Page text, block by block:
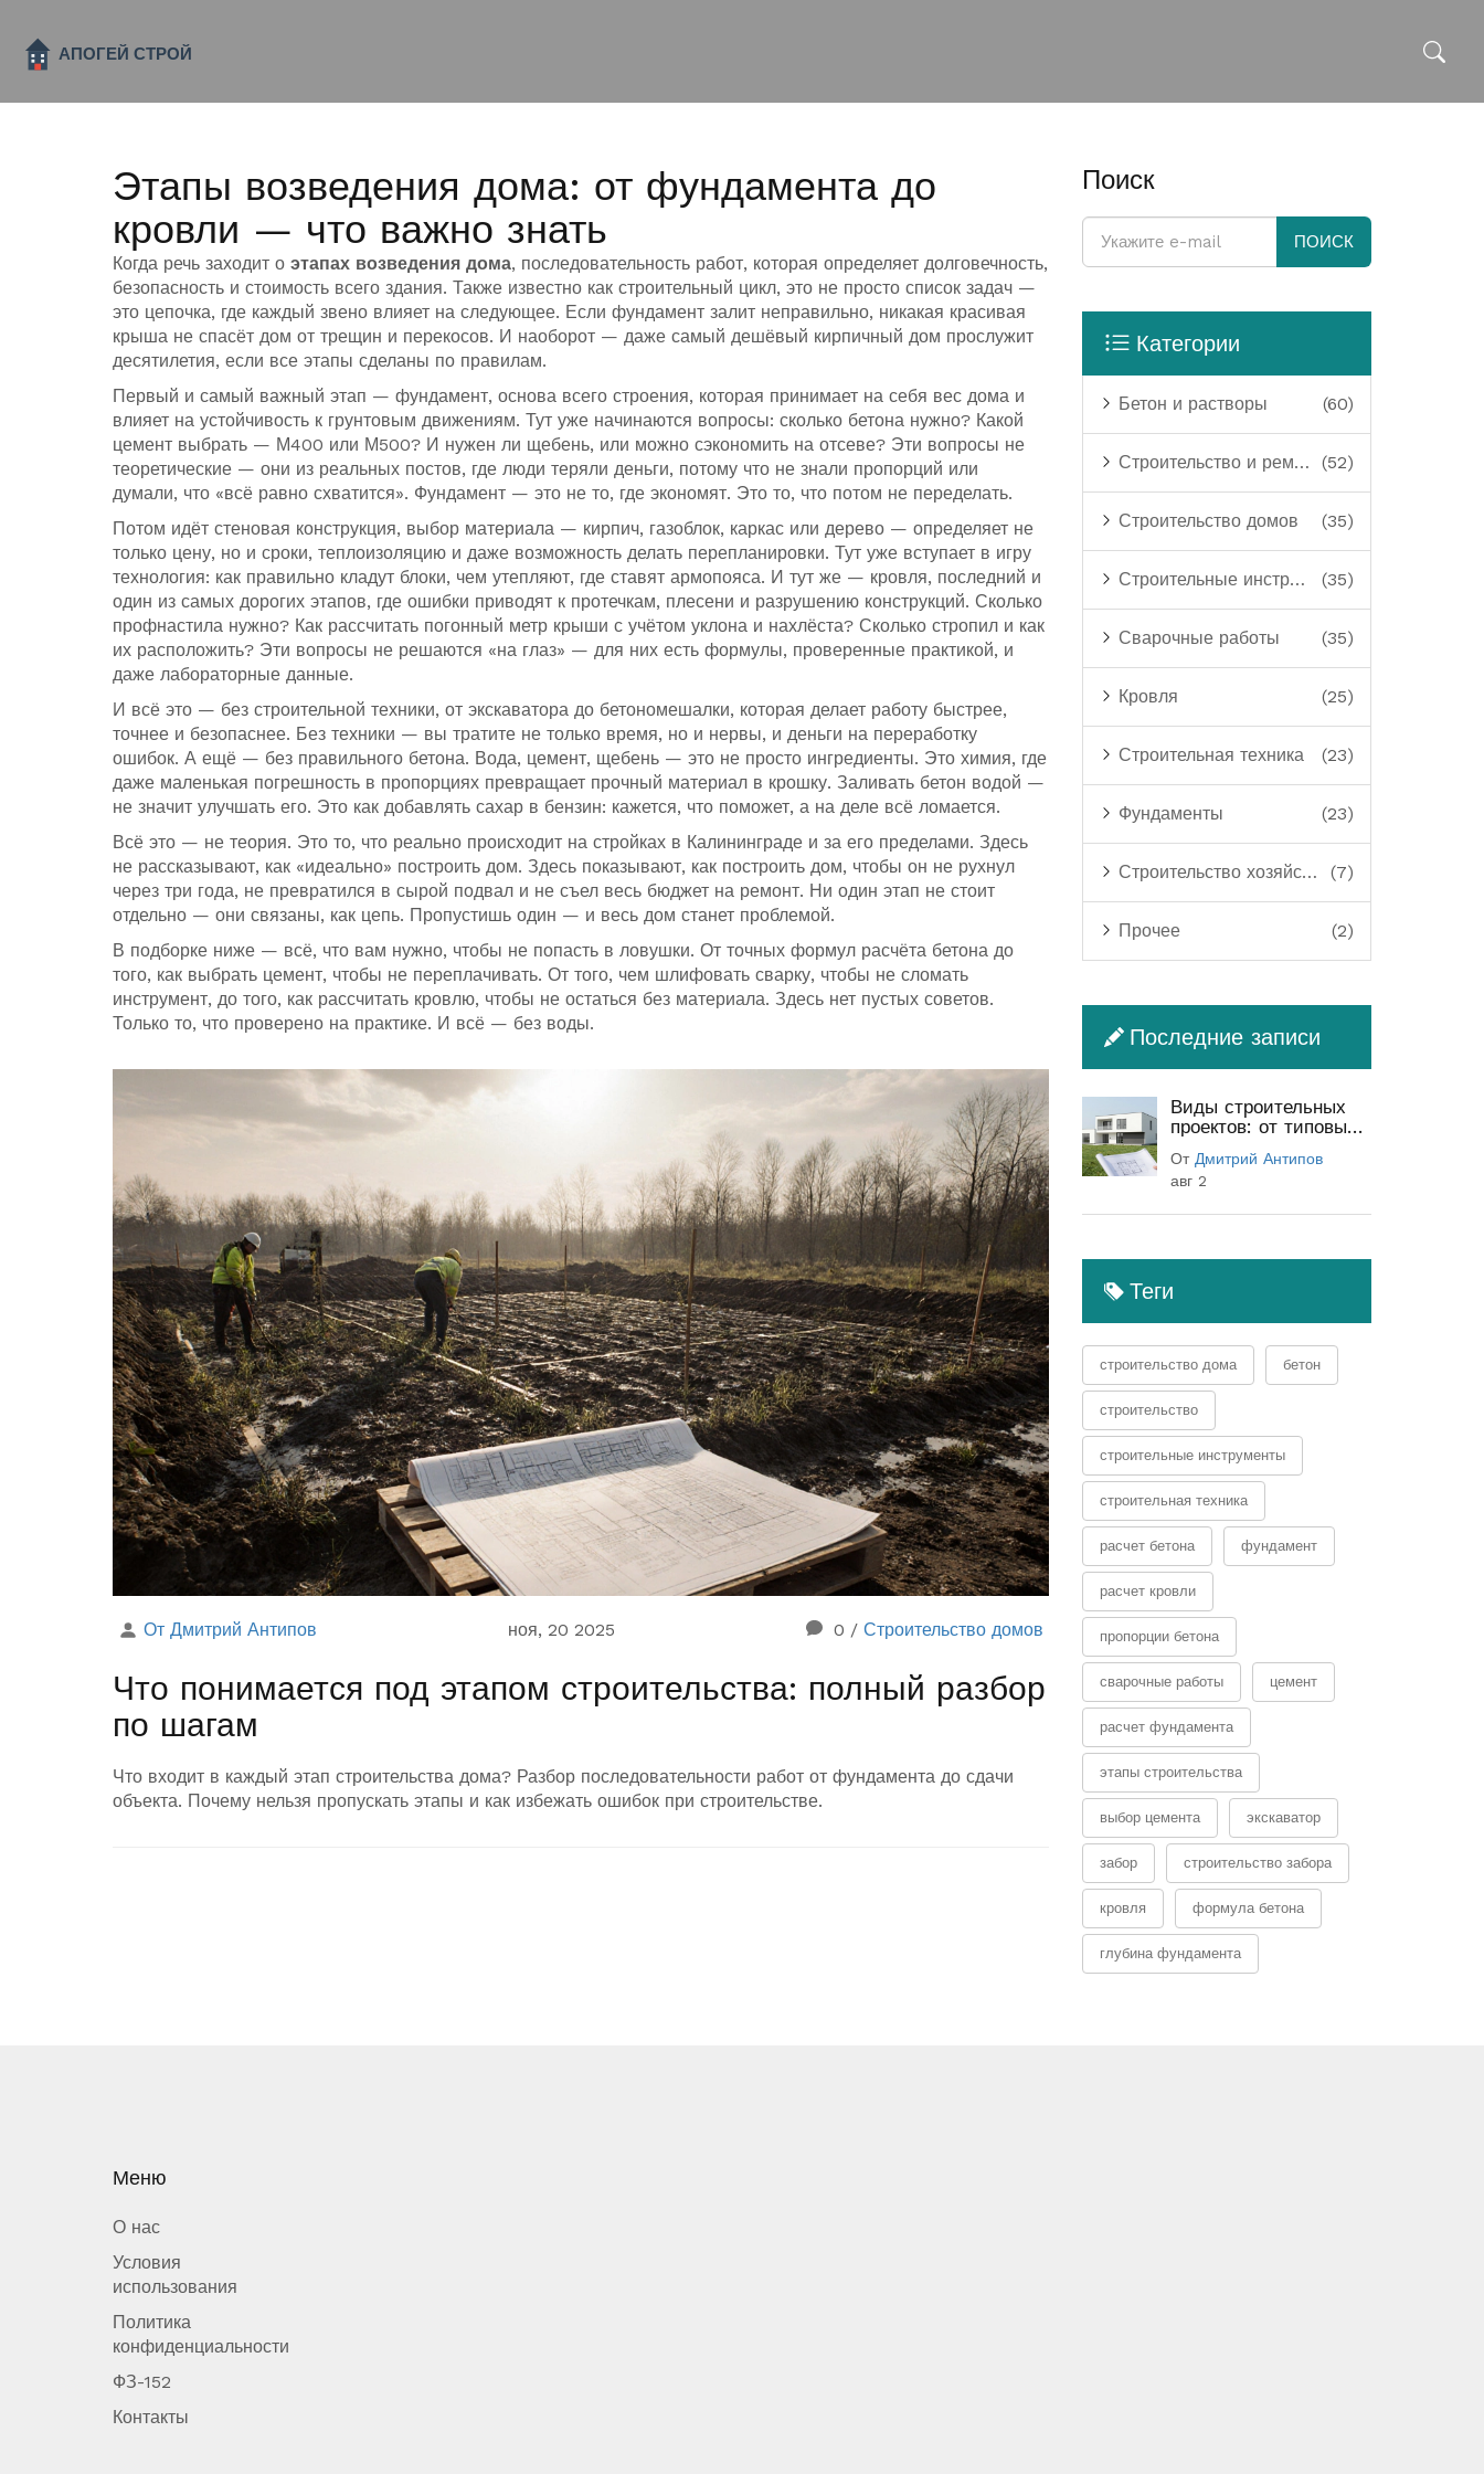
Этапы возведения дома: от фундамента до
кровли — что важно знать
Когда речь заходит о этапах возведения дома, последовательность работ, которая определяет долговечность,
безопасность и стоимость всего здания. Также известно как строительный цикл, это не просто список задач —
это цепочка, где каждый звено влияет на следующее. Если фундамент залит неправильно, никакая красивая
крыша не спасёт дом от трещин и перекосов. И наоборот — даже самый дешёвый кирпичный дом прослужит
десятилетия, если все этапы сделаны по правилам.
Первый и самый важный этап — фундамент, основа всего строения, которая принимает на себя вес дома и
влияет на устойчивость к грунтовым движениям. Тут уже начинаются вопросы: сколько бетона нужно? Какой
цемент выбрать — М400 или М500? И нужен ли щебень, или можно сэкономить на отсеве? Эти вопросы не
теоретические — они из реальных постов, где люди теряли деньги, потому что не знали пропорций или
думали, что «всё равно схватится». Фундамент — это не то, где экономят. Это то, что потом не переделать.
Потом идёт стеновая конструкция, выбор материала — кирпич, газоблок, каркас или дерево — определяет не
только цену, но и сроки, теплоизоляцию и даже возможность делать перепланировки. Тут уже вступает в игру
технология: как правильно кладут блоки, чем утепляют, где ставят армопояса. И тут же — кровля, последний и
один из самых дорогих этапов, где ошибки приводят к протечкам, плесени и разрушению конструкций. Сколько
профнастила нужно? Как рассчитать погонный метр крыши с учётом уклона и нахлёста? Сколько стропил и как
их расположить? Эти вопросы не решаются «на глаз» — для них есть формулы, проверенные практикой, и
даже лабораторные данные.
И всё это — без строительной техники, от экскаватора до бетономешалки, которая делает работу быстрее,
точнее и безопаснее. Без техники — вы тратите не только время, но и нервы, и деньги на переработку
ошибок. А ещё — без правильного бетона. Вода, цемент, щебень — это не просто ингредиенты. Это химия, где
даже маленькая погрешность в пропорциях превращает прочный материал в крошку. Заливать бетон водой —
не значит улучшать его. Это как добавлять сахар в бензин: кажется, что поможет, а на деле всё ломается.
Всё это — не теория. Это то, что реально происходит на стройках в Калининграде и за его пределами. Здесь
не рассказывают, как «идеально» построить дом. Здесь показывают, как построить дом, чтобы он не рухнул
через три года, не превратился в сырой подвал и не съел весь бюджет на ремонт. Ни один этап не стоит
отдельно — они связаны, как цепь. Пропустишь один — и весь дом станет проблемой.
В подборке ниже — всё, что вам нужно, чтобы не попасть в ловушки. От точных формул расчёта бетона до
того, как выбрать цемент, чтобы не переплачивать. От того, чем шлифовать сварку, чтобы не сломать
инструмент, до того, как рассчитать кровлю, чтобы не остаться без материала. Здесь нет пустых советов.
Только то, что проверено на практике. И всё — без воды.
От Дмитрий Антипов ноя, 20 2025 0 / Строительство домов
Что понимается под этапом строительства: полный разбор
по шагам
Что входит в каждый этап строительства дома? Разбор последовательности работ от фундамента до сдачи
объекта. Почему нельзя пропускать этапы и как избежать ошибок при строительстве.
Поиск
ПОИСК
Категории
Бетон и растворы (60)
Строительство и ремонт (52)
Строительство домов (35)
Строительные инструменты (35)
Сварочные работы (35)
Кровля (25)
Строительная техника (23)
Фундаменты (23)
Строительство хозяйственных построек (7)
Прочее (2)
Последние записи
Виды строительных
проектов: от типовых
(полный гид)
От Дмитрий Антипов
авг 2
Теги
строительство дома бетон
строительство
строительные инструменты
строительная техника
расчет бетона фундамент
расчет кровли
пропорции бетона
сварочные работы цемент
расчет фундамента
этапы строительства
выбор цемента экскаватор
забор строительство забора
кровля формула бетона
глубина фундамента
Меню
О нас
Условия
использования
Политика
конфиденциальности
ФЗ-152
Контакты